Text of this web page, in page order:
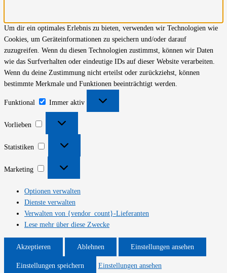
Um dir ein optimales Erlebnis zu bieten, verwenden wir Technologien wie
Cookies, um Geräteinformationen zu speichern und/oder darauf
zuzugreifen. Wenn du diesen Technologien zustimmst, können wir Daten
wie das Surfverhalten oder eindeutige IDs auf dieser Website verarbeiten.
Wenn du deine Zustimmung nicht erteilst oder zurückziehst, können
bestimmte Merkmale und Funktionen beeinträchtigt werden.
Funktional
Immer aktiv
Vorlieben
Statistiken
Marketing
Optionen verwalten
Dienste verwalten
Verwalten von {vendor_count}-Lieferanten
Lese mehr über diese Zwecke
Akzeptieren Ablehnen Einstellungen ansehen
Einstellungen speichern Einstellungen ansehen